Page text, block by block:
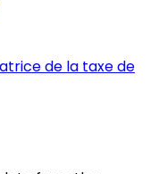
de la taxe de